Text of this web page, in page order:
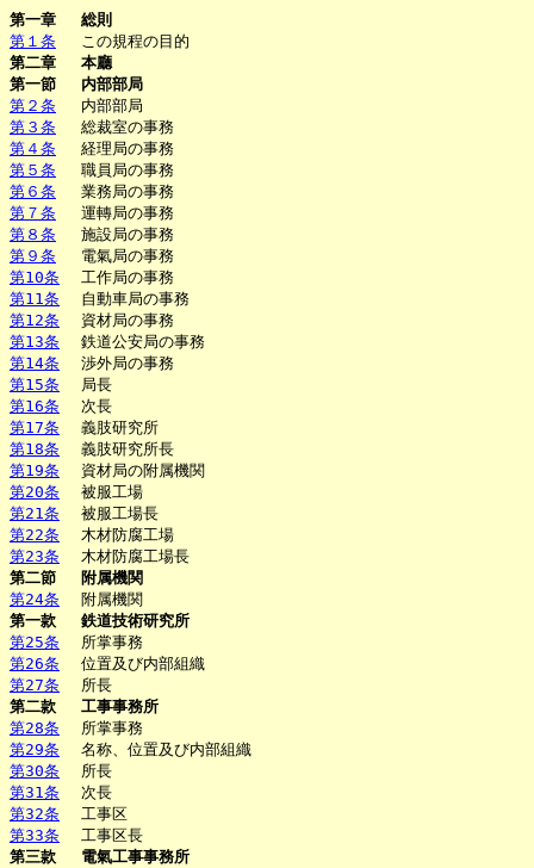
第一章
総則
第１条
この規程の目的
第二章
本廳
第一節
内部部局
第２条
内部部局
第３条
総裁室の事務
第４条
経理局の事務
第５条
職員局の事務
第６条
業務局の事務
第７条
運轉局の事務
第８条
施設局の事務
第９条
電氣局の事務
第10条
工作局の事務
第11条
自動車局の事務
第12条
資材局の事務
第13条
鉄道公安局の事務
第14条
渉外局の事務
第15条
局長
第16条
次長
第17条
義肢研究所
第18条
義肢研究所長
第19条
資材局の附属機関
第20条
被服工場
第21条
被服工場長
第22条
木材防腐工場
第23条
木材防腐工場長
第二節
附属機関
第24条
附属機関
第一款
鉄道技術研究所
第25条
所掌事務
第26条
位置及び内部組織
第27条
所長
第二款
工事事務所
第28条
所掌事務
第29条
名称、位置及び内部組織
第30条
所長
第31条
次長
第32条
工事区
第33条
工事区長
第三款
電氣工事事務所